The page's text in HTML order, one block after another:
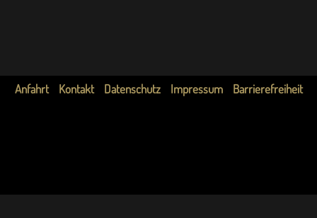
Anfahrt Kontakt Datenschutz Impressum Barrierefreiheit